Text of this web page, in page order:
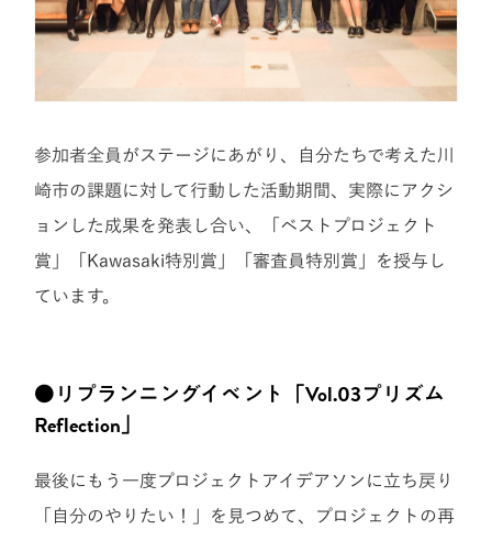
参加者全員がステージにあがり、自分たちで考えた川
崎市の課題に対して行動した活動期間、実際にアクシ
ョンした成果を発表し合い、「ベストプロジェクト
賞」「
Kawasaki特別賞 」「審査員特別賞 」を授与し
ています。
●リプランニングイベント「Vol.03プリズム
Reflection」
最後にもう一度プロジェクトアイデアソンに立ち戻り
「自分のやりたい！」を見つめて、プロジェクトの再